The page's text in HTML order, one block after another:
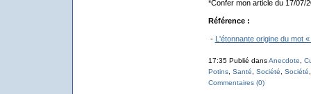
*Confer mon article du 17/07/
Référence :
- L'étonnante origine du mot
17:35 Publié dansAnecdote
Potins, Santé Société Société
Commentaires (0)